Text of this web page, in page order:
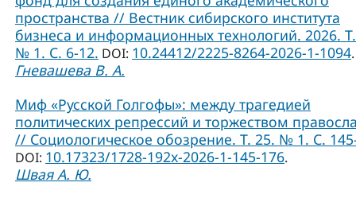
пространства // Вестник сибирского института
бизнеса и информационных технологий. 2026.
№ 1. С. 6-12. DOI: 10.24412/2225-8264-2026-1-1094.
Гневашева В. А.
Миф «Русской Голгофы»: между трагедией
политических репрессий и торжеством
// Социологическое обозрение. Т. 25. № 1. С.
DOI: 10.17323/1728-192x-2026-1-145-176.
Швая А. Ю.